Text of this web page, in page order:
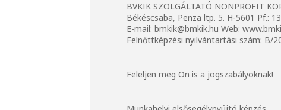
BVKIK SZOLGÁLTATÓ NONPROFIT
Békéscsaba, Penza ltp. 5. H-5601 Pf.:
E-mail: bmkik@bmkik.hu Web:
Felnőttképzési nyilvántartási szám: B/
Feleljen meg Ön is a jogszabályoknak!